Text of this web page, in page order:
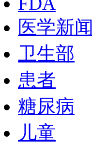
医学新闻
卫生部
患者
糖尿病
儿童